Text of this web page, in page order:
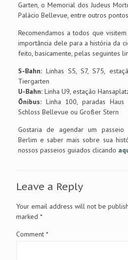
Garten, o Memorial dos Judeus
Palácio Bellevue, entre outros
Recomendamos a todos que
importância dele para a história da
feito, basicamente, pelas seguintes
S-Bahn:Linhas S5, S7, S75,
Tiergarten
U-Bahn:Linha U9, estação
Ônibus:Linha 100, paradas
Schloss Bellevue ou Großer Stern
Gostaria de agendar um
Berlim e saber mais sobre sua
nossos passeios guiados clicando
Leave a Reply
Your email address will not be
marked *
Comment *